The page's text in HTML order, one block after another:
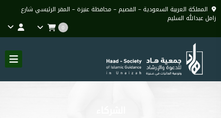
المملكة العربية السعودية – القصيم – محافظة عنيزة – المقر الرئيسي شارع
زامل عبدالله السليم
0